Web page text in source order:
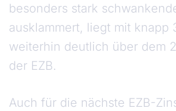
besonders stark
ausklammert, liegt mit knapp
weiterhin deutlich über dem
der EZB.
Auch für die nächste EZB-